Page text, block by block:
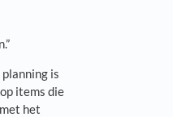
is
items die
het